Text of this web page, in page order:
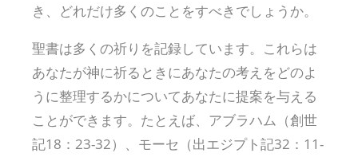
き、どれだけ多くのことをすべきでしょうか。
聖書は多くの祈りを記録しています。これらは
あなたが神に祈るときにあなたの考えをどのよ
うに整理するかについてあなたに提案を与える
ことができます。たとえば、アブラハム（創世
記18：23-32）、モーセ（出エジプト記32：11-